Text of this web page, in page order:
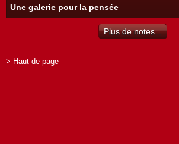
Une galerie pour la pensée
Plus de notes...
> Haut de page